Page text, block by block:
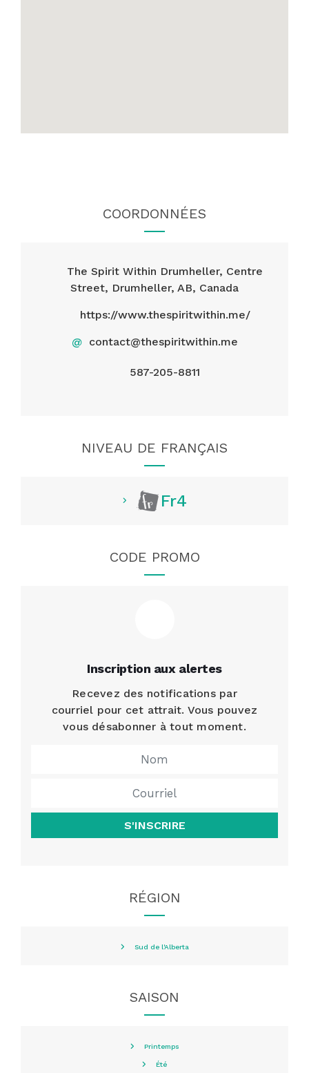
COORDONNÉES
The Spirit Within Drumheller, Centre
Street, Drumheller, AB, Canada
https://www.thespiritwithin.me/
@ contact@thespiritwithin.me
587-205-8811
NIVEAU DE FRANÇAIS
Fr4
CODE PROMO
Inscription aux alertes
Recevez des notifications par
courriel pour cet attrait. Vous pouvez
vous désabonner à tout moment.
S'INSCRIRE
RÉGION
Sud de l'Alberta
SAISON
Printemps
Été